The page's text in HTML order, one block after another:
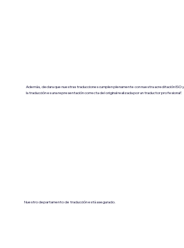
Además, declara que nuestras traducciones cumplen plenamente con nuestra acreditación ISO
la traducción es una representación correcta del original realizada por un traductor profesional".
Nuestro departamento de traducción está asegurado.